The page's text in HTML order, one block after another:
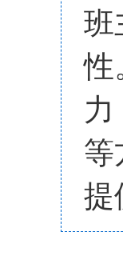
班
性
提